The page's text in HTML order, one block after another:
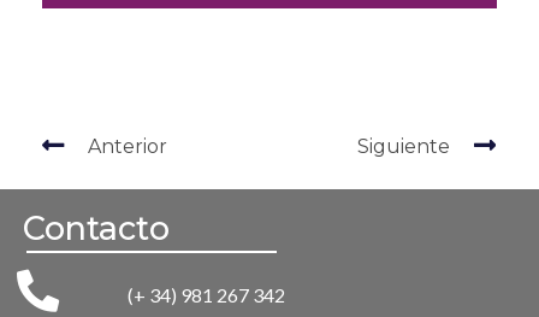
Anterior Siguiente
Contacto
(+ 34) 981 267 342